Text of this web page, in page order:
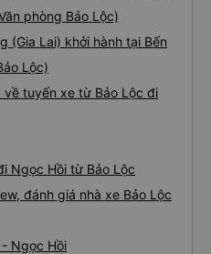
phòng Bảo Lộc)
(Gia Lai) khởi hành tại Bến
Lộc)
tuyến xe từ Bảo Lộc đi
Ngọc Hồi từ Bảo Lộc
đánh giá nhà xe Bảo Lộc
- Ngọc Hồi